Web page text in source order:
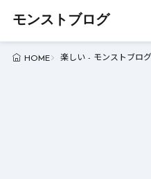
モンストブログ
HOME 楽しい - モンストブログ